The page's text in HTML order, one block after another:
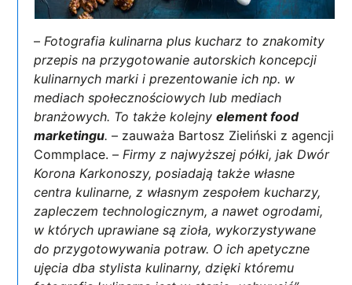
–Fotografia kulinarna plus kucharz to znakomity
przepis na przygotowanie autorskich koncepcji
kulinarnych marki i prezentowanie ich np. w
mediach społecznościowych lub mediach
branżowych. To także kolejnyelement food
marketingu. – zauważa Bartosz Zieliński z agencji
Commplace. –Firmy z najwyższej półki, jak Dwór
Korona Karkonoszy, posiadają także własne
centra kulinarne, z własnym zespołem kucharzy,
zapleczem technologicznym, a nawet ogrodami,
w których uprawiane są zioła, wykorzystywane
do przygotowywania potraw. O ich apetyczne
ujęcia dba stylista kulinarny, dzięki któremu